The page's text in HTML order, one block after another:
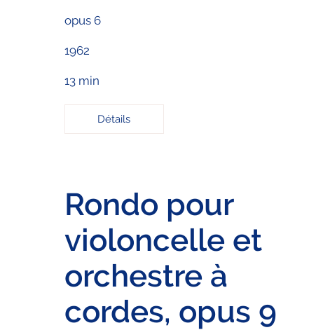
opus 6
1962
13 min
Détails
Rondo pour
violoncelle et
orchestre à
cordes, opus 9